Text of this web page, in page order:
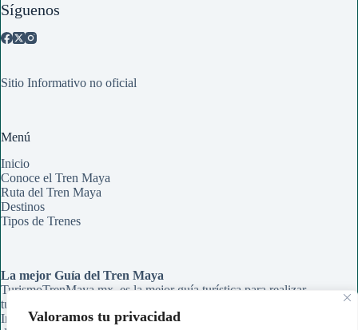
Valoramos tu privacidad
Síguenos
Sitio Informativo no oficial
Menú
Inicio
Conoce el Tren Maya
Ruta del Tren Maya
Destinos
Tipos de Trenes
La mejor Guía del Tren Maya
TurismoTrenMaya.mx, es la mejor guía turística para realizar
tu recorrido en el Tren Maya. Aqui encontrarás Rutas,
Información de Estaciones y Paraderos, Guías de Información